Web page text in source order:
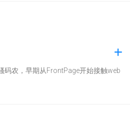
码农，早期从FrontPage开始接触web